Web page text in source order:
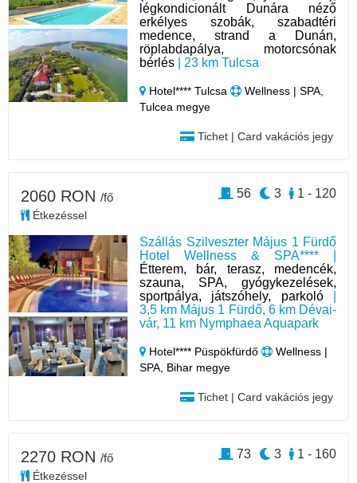
légkondicionált Dunára néző
erkélyes szobák, szabadtéri
medence, strand a Dunán,
röplabdapálya, motorcsónak
bérlés | 23 km Tulcsa
Hotel**** Tulcsa
Wellness | SPA,
Tulcea megye
Tichet | Card vakációs jegy
Szállás Szilveszter Május 1 Fürdő
Hotel Wellness & SPA**** |
Étterem, bár, terasz, medencék,
szauna, SPA, gyógykezelések,
sportpálya, játszóhely, parkoló|
3,5 km Május 1 Fürdő, 6 km Dévai-
vár, 11 km Nymphaea Aquapark
Hotel**** Püspökfürdő
Wellness |
SPA, Bihar megye
Tichet | Card vakációs jegy
2060 RON /fő
Étkezéssel
1 - 120
3
56
2270 RON /fő
Étkezéssel
1 - 160
3
73